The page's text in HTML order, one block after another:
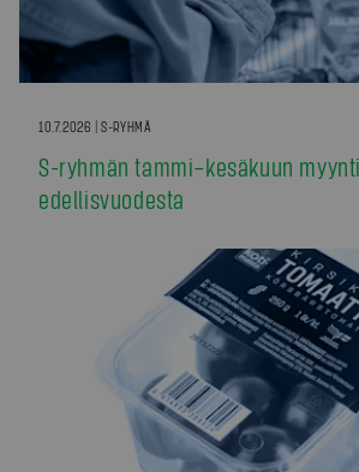
10.7.2026 | S-RYHMÄ
S-ryhmän tammi–kesäkuun
edellisvuodesta